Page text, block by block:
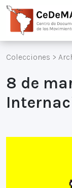
Colecciones >
8 de